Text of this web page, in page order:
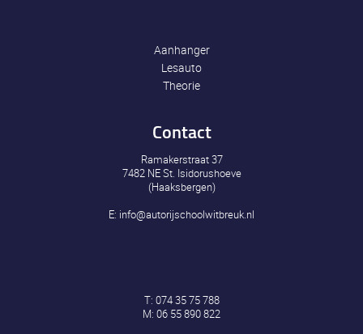
Aanhanger
Lesauto
Theorie
Contact
Ramakerstraat 37
7482 NE St. Isidorushoeve
(Haaksbergen)
E: info@autorijschoolwitbreuk.nl
T: 074 35 75 788
M: 06 55 890 822